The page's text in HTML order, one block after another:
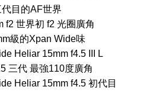
目的AF世界
f2 世界初 f2 光圈廣角
級的Xpan Wide味
Heliar 15mm f4.5 III L
三代 最強110度廣角
Heliar 15mm f4.5 初代目